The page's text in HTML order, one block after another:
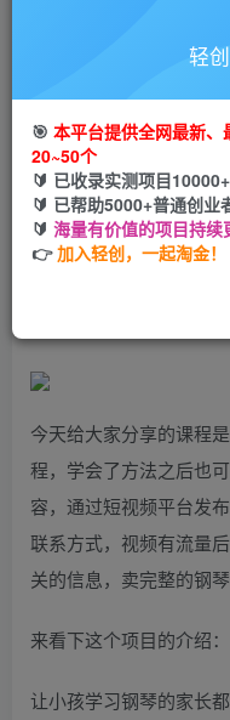
金币
您当前
黄岛主·钢琴课程资料变
今天给大家分享的课程
程，学会了方法之后也
容，通过短视频平台发
联系方式，视频有流量
关的信息，卖完整的钢
来看下这个项目的介绍：
让小孩学习钢琴的家长
轻
🎯 本平台提供全网最新
20~50个
🔰 已收录实测项目
🔰 已帮助5000+普通创业
🔰 海量有价值的项目持
👉加入轻创，一起淘金！